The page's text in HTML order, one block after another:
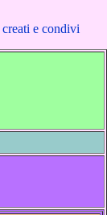
e condivi